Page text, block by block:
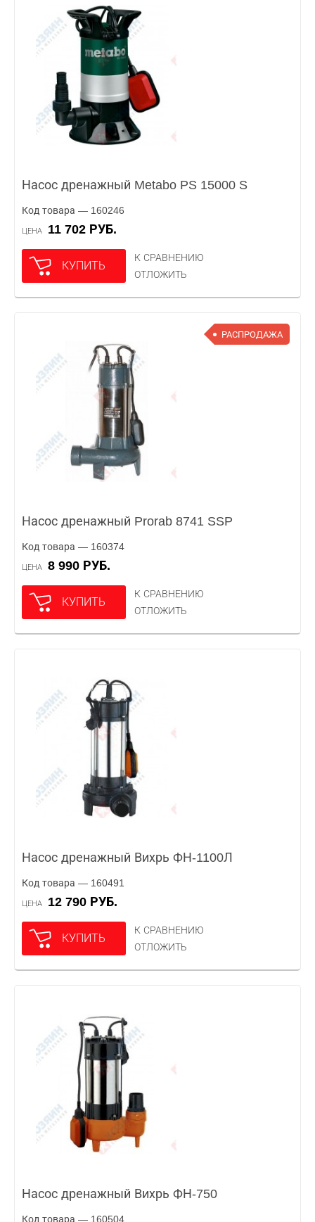
Насос дренажный Metabo PS 15000 S
Код товара — 160246
ЦЕНА 11 702 РУБ.
КУПИТЬ
К СРАВНЕНИЮ
ОТЛОЖИТЬ
РАСПРОДАЖА
Насос дренажный Prorab 8741 SSP
Код товара — 160374
ЦЕНА 8 990 РУБ.
КУПИТЬ
К СРАВНЕНИЮ
ОТЛОЖИТЬ
Насос дренажный Вихрь ФН-1100Л
Код товара — 160491
ЦЕНА 12 790 РУБ.
КУПИТЬ
К СРАВНЕНИЮ
ОТЛОЖИТЬ
Насос дренажный Вихрь ФН-750
Код товара — 160504